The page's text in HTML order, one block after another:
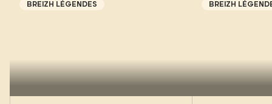
BREIZH LÉGENDES BREIZH